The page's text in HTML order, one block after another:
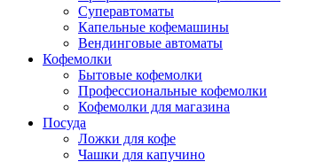
Суперавтоматы
Капельные кофемашины
Вендинговые автоматы
Кофемолки
Бытовые кофемолки
Профессиональные кофемолки
Кофемолки для магазина
Посуда
Ложки для кофе
Чашки для капучино